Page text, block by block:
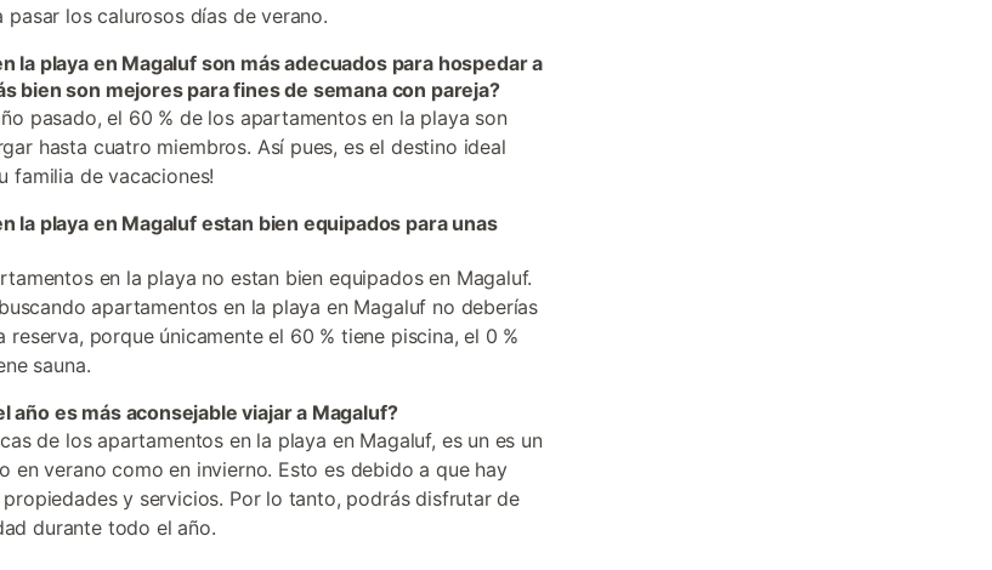
los calurosos días de verano.
la playa en Magaluf son más adecuados para hospedar a
bien son mejores para fines de semana con pareja?
pasado, el 60 % de los apartamentos en la playa son
hasta cuatro miembros. Así pues, es el destino ideal
familia de vacaciones!
la playa en Magaluf estan bien equipados para unas
en la playa no estan bien equipados en Magaluf.
apartamentos en la playa en Magaluf no deberías
reserva, porque únicamente el 60 % tiene piscina, el 0 %
sauna.
año es más aconsejable viajar a Magaluf?
de los apartamentos en la playa en Magaluf, es un es un
en verano como en invierno. Esto es debido a que hay
y servicios. Por lo tanto, podrás disfrutar de
durante todo el año.